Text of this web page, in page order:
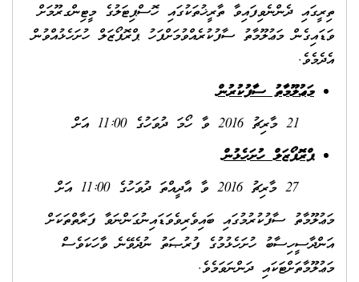
ތިރީގައި ދެންނެވިފައިވާ ތާރީޚުތަކުގައި ހޮސްޕިޓަލުގެ މީޓިންގރޫމަށް
ވަޑައިގެން މަޢުލޫމާތު ސާފުކުރެއްވުމަށްފަހު ޕްރޮޕޯޒަލް ހުށަހެޅުއްވުން
އެދެމެވެ.
މަޢުލޫމާތު ސާފުކުރުން
ޕްރޮޕޯޒަލް ހުށަހެޅުން
މަޢުލޫމާތު ސާފުކުރުމުގައި ބައިވެރިވެވަޑައިނުގަންނަވާ ފަރާތްތަކަށް
އަންދާސީހިސާބު ހުށަހެޅުމުގެ ފުރުޞަތު ނުދެވޭނެ ވާހަކަވެސް
މަޢުލޫމާތަށްޓަކައި ދަންނަވަމެވެ.